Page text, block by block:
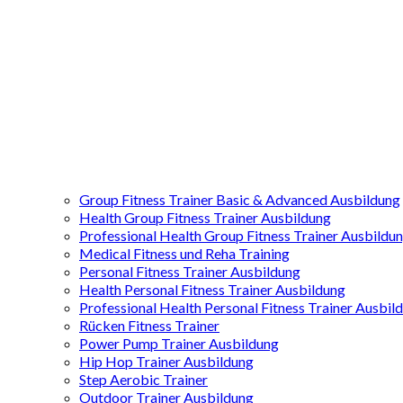
Group Fitness Trainer Basic & Advanced Ausbildung
Health Group Fitness Trainer Ausbildung
Professional Health Group Fitness Trainer
Medical Fitness und Reha Training
Personal Fitness Trainer Ausbildung
Health Personal Fitness Trainer Ausbildung
Professional Health Personal Fitness Trainer
Rücken Fitness Trainer
Power Pump Trainer Ausbildung
Hip Hop Trainer Ausbildung
Step Aerobic Trainer
Outdoor Trainer Ausbildung